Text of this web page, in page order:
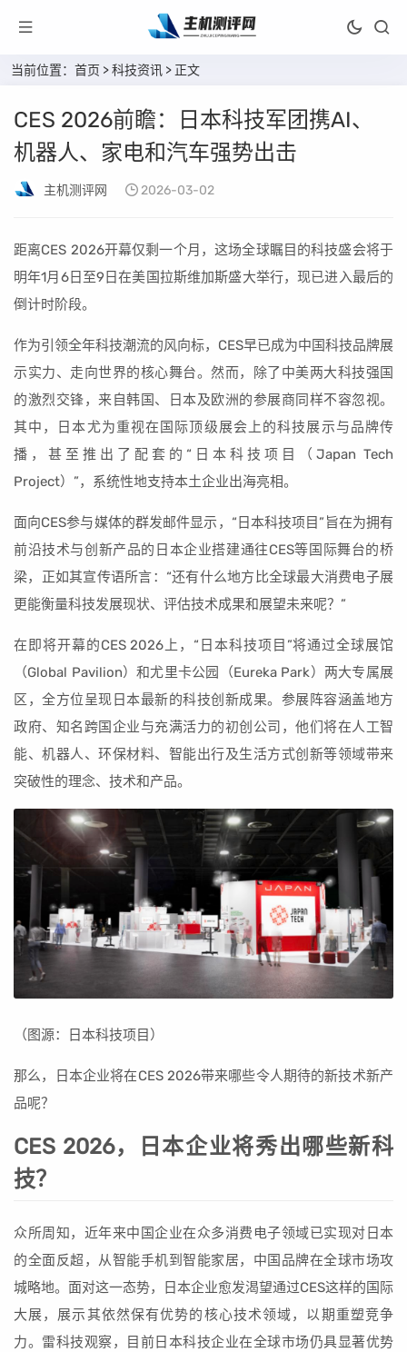
当前位置： 首页 >科技资讯 > 正文
CES 2026前瞻：日本科技军团携AI、
机器人、家电和汽车强势出击
主机测评网 2026-03-02
距离CES 2026开幕仅剩一个月，这场全球瞩目的科技盛会将于
明年1月6日至9日在美国拉斯维加斯盛大举行，现已进入最后的
倒计时阶段。
作为引领全年科技潮流的风向标，CES早已成为中国科技品牌展
示实力、走向世界的核心舞台。然而，除了中美两大科技强国
的激烈交锋，来自韩国、日本及欧洲的参展商同样不容忽视。
其中，日本尤为重视在国际顶级展会上的科技展示与品牌传
播，甚至推出了配套的“日本科技项目（Japan Tech
Project）”，系统性地支持本土企业出海亮相。
面向CES参与媒体的群发邮件显示，“日本科技项目”旨在为拥有
前沿技术与创新产品的日本企业搭建通往CES等国际舞台的桥
梁，正如其宣传语所言：“还有什么地方比全球最大消费电子展
更能衡量科技发展现状、评估技术成果和展望未来呢？”
在即将开幕的CES 2026上，“日本科技项目”将通过全球展馆
（Global Pavilion）和尤里卡公园（Eureka Park）两大专属展
区，全方位呈现日本最新的科技创新成果。参展阵容涵盖地方
政府、知名跨国企业与充满活力的初创公司，他们将在人工智
能、机器人、环保材料、智能出行及生活方式创新等领域带来
突破性的理念、技术和产品。
（图源：日本科技项目）
那么，日本企业将在CES 2026带来哪些令人期待的新技术新产
品呢？
CES 2026，日本企业将秀出哪些新科
技？
众所周知，近年来中国企业在众多消费电子领域已实现对日本
的全面反超，从智能手机到智能家居，中国品牌在全球市场攻
城略地。面对这一态势，日本企业愈发渴望通过CES这样的国际
大展，展示其依然保有优势的核心技术领域，以期重塑竞争
力。雷科技观察，目前日本科技企业在全球市场仍具显著优势